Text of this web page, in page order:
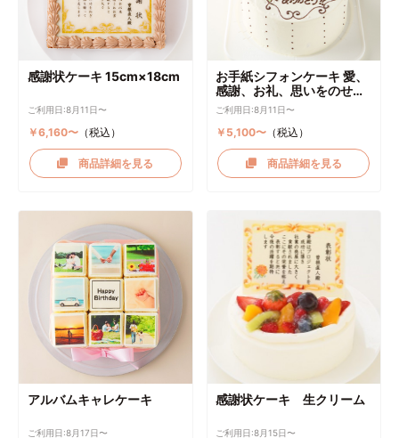
感謝状ケーキ 15cm×18cm
ご利用日:8月11日〜
￥6,160〜（税込）
商品詳細を見る
お手紙シフォンケーキ 愛、
感謝、お礼、思いをのせて
直径17cm
ご利用日:8月11日〜
￥5,100〜 （税込）
商品詳細を見る
アルバムキャレケーキ
ご利用日:8月17日〜
感謝状ケーキ 生クリーム
ご利用日:8月15日〜